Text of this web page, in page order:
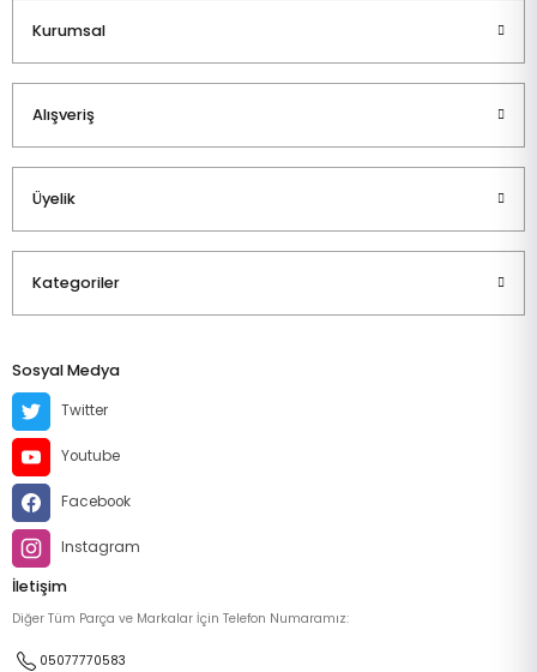
Kurumsal
Alışveriş
Üyelik
Kategoriler
Sosyal Medya
Twitter
Youtube
Facebook
Instagram
İletişim
Diğer Tüm Parça ve Markalar İçin Telefon Numaramız:
05077770583